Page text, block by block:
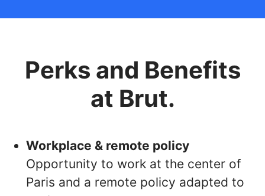
Perks and Benefits
at Brut.
Workplace & remote policy
Opportunity to work at the center of
Paris and a remote policy adapted to